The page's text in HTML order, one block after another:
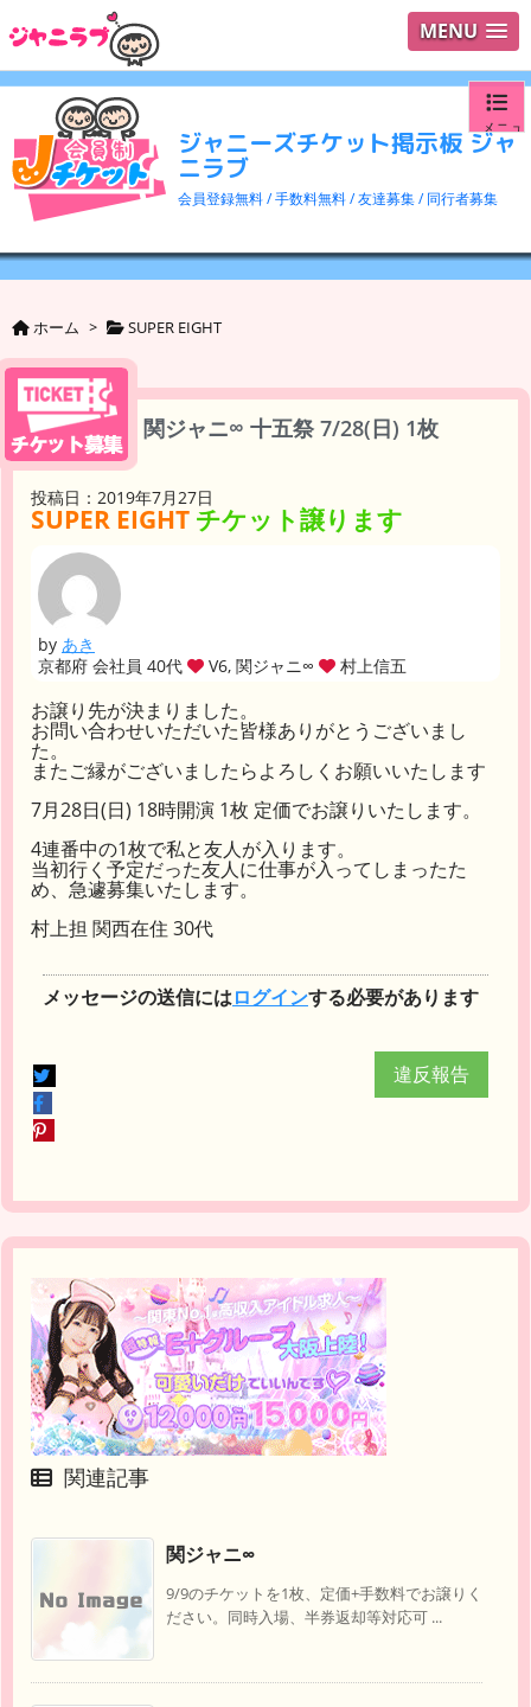
MENU
ジャニーズチケット掲示板 ジャ
ニラブ
会員登録無料 / 手数料無料 / 友達募集 / 同行者募集
メニュ
ログイ
ユーザ
ホーム > SUPER EIGHT
関ジャニ∞ 十五祭 7/28(日) 1枚
投稿日：2019年7月27日
SUPER EIGHT チケット譲ります
by あき
京都府 会社員 40代
V6, 関ジャニ∞ 村上信五
お譲り先が決まりました。
お問い合わせいただいた皆様ありがとうございまし
た。
またご縁がございましたらよろしくお願いいたします
7月28日(日) 18時開演 1枚 定価でお譲りいたします。
4連番中の1枚で私と友人が入ります。
当初行く予定だった友人に仕事が入ってしまったた
め、急遽募集いたします。
村上担 関西在住 30代
メッセージの送信にはログインする必要があります
違反報告
関連記事
関ジャニ∞
9/9のチケットを1枚、定価+手数料でお譲りく
ださい。同時入場、半券返却等対応可 ...